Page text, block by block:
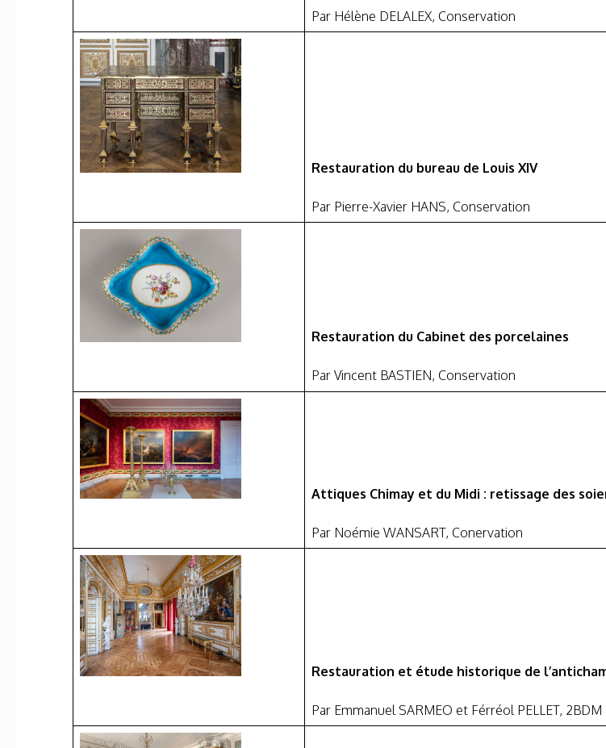
Par Hélène DELALEX, Conservation
Restauration du bureau de Louis XIV
Par Pierre-Xavier HANS, Conservation
Restauration du Cabinet des porcelaines
Par Vincent BASTIEN, Conservation
Attiques Chimay et du Midi : retissage des
Par Noémie WANSART, Conervation
Restauration et étude historique de
Par Emmanuel SARMEO et Férréol PELLET,